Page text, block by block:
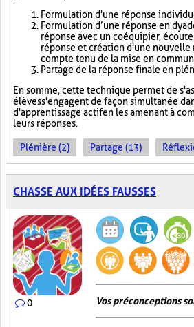
Formulation d'une réponse
Formulation d’une réponse en
réponse avec un coéquipier,
réponse et création d'une nouvelle
compte tenu de la mise en
Partage de la réponse finale en
En somme, cette technique permet de
élèves s'engagent de façon simultanée
d'apprentissage actif en les amenant à
leurs réponses.
Plénière (2) Partage (13)
CHASSE AUX IDÉES FAUSSES
0 Vos préconceptions